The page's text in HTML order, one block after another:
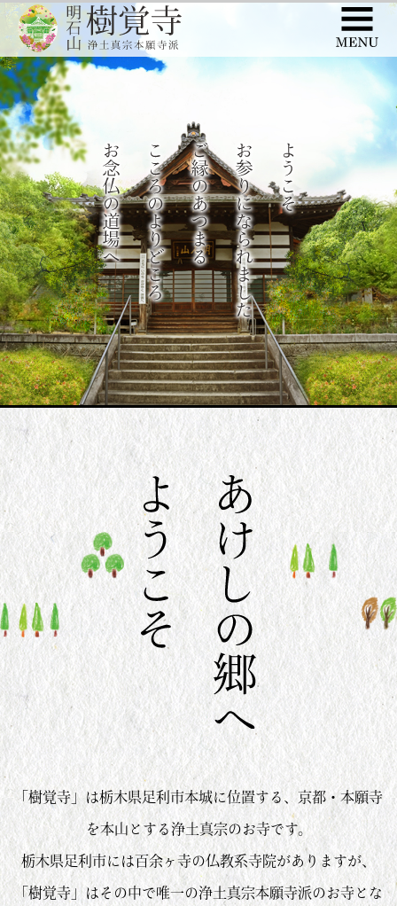
このページの本文へ移動
「樹覚寺」は栃木県足利市本城に位置する、京都・本願寺
を本山とする浄土真宗のお寺です。
栃木県足利市には百余ヶ寺の仏教系寺院がありますが、
「樹覚寺」はその中で唯一の浄土真宗本願寺派のお寺とな